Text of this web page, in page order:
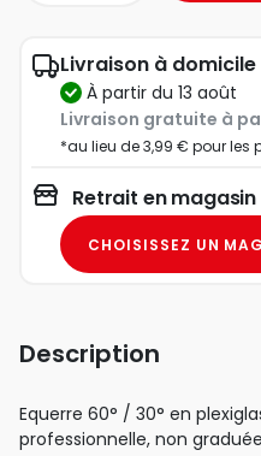
Livraison à
à partir du 13 août
Livraison gratuite à
*au lieu de 3,99 € pour les
Retrait en magasin
CHOISISSEZ UN
Description
Equerre 60° / 30° en
professionnelle, non